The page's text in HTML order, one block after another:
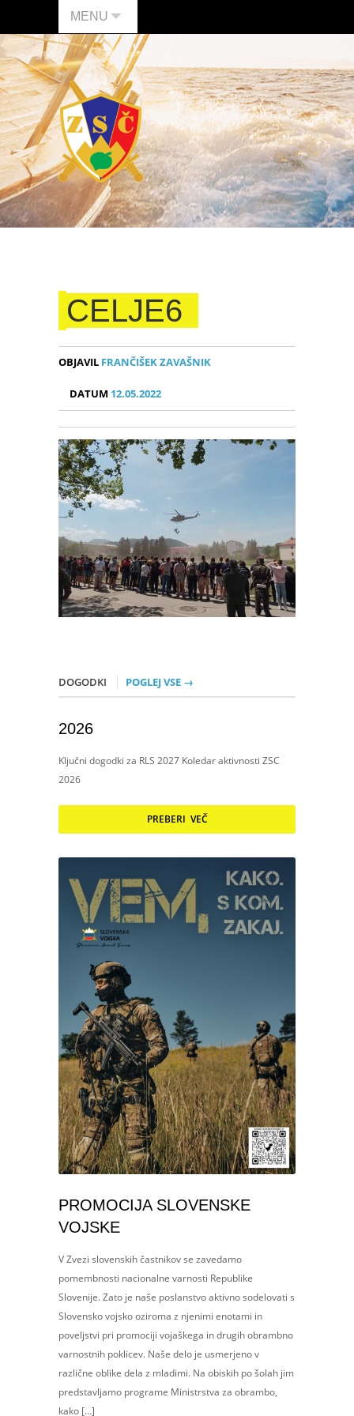
MENU
CELJE6
OBJAVIL FRANČIŠEK ZAVAŠNIK
DATUM 12.05.2022
DOGODKI POGLEJ VSE →
2026
Ključni dogodki za RLS 2027 Koledar aktivnosti ZSC
2026
PREBERI VEČ
PROMOCIJA SLOVENSKE
VOJSKE
V Zvezi slovenskih častnikov se zavedamo
pomembnosti nacionalne varnosti Republike
Slovenije. Zato je naše poslanstvo aktivno sodelovati s
Slovensko vojsko oziroma z njenimi enotami in
poveljstvi pri promociji vojaškega in drugih obrambno
varnostnih poklicev. Naše delo je usmerjeno v
različne oblike dela z mladimi. Na obiskih po šolah jim
predstavljamo programe Ministrstva za obrambo,
kako […]